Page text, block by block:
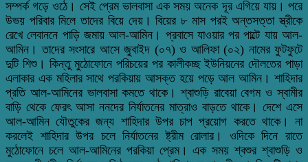
সম্পর্ক গড়ে ওঠে। সেই প্রেম ভালবাসা এক সময় অনেক দূর এগিয়ে যায়। পরে
উভয় পরিবার মিলে তাদের বিয়ে দেয়। বিয়ের ৮ মাস পরই অন্তসত্তা স্ত্রীকে
রেখে লেবাননে পাড়ি জমায় আল-আমিন। প্রবাসে যাওয়ার পর পাল্টে যায় আল-
আমিন। তাদের সংসারে আসে জুবাইদ (০৭) ও আলিফা (০২) নামের ফুটফুটে
দুটি শিশু। কিন্তু মুঠোফোনে পরিচয়ের পর কালীকচ্ছ ইউনিয়নের দৌলতের পাড়া
এলাকার এক মহিলার সাথে পরকিয়ায় আসক্ত হয়ে পড়ে আল আমিন। শাহিদার
প্রতি আল-আমিনের ভালবাসা কমতে থাকে। শ্বাশুড়ি রাবেয়া বেগম ও স্বামীর
বাড়ি থেকে ফেরৎ আসা ননদের নির্যাতনের মাত্রাও বাড়তে থাকে। দেশে এসে
আল-আমিন যৌতুকের জন্য শাহিদার উপর চাপ প্রয়োগ করতে থাকে। না
করলেই শাহিদার উপর চলে নির্যাতনের ষ্ট্রীম রোলার। ওদিকে দিনে রাতে
মুঠোফোনে চলে আল-আমিনের পরকিয়া প্রেম। এক সময় শ্বশুর শ্বাশুড়ি ও